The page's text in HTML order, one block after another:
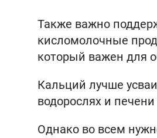
Также важно
кисломолочные
который важен для
Кальций лучше
водорослях и печени
Однако во всем